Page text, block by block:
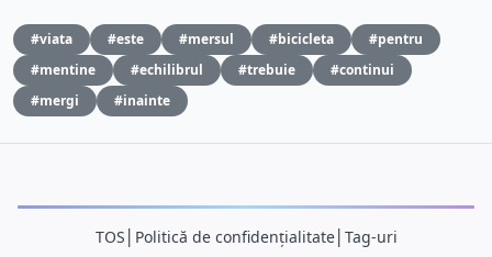
#viata #este #mersul #bicicleta
#pentru
#mentine
#echilibrul #trebuie
#continui
#mergi
#inainte
TOS Politică de confidențialitate│ Tag-uri